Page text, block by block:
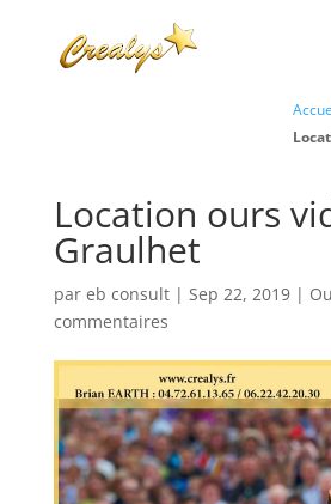
Location ours
Graulhet
par eb consult| Sep 22, 2019|
commentaires